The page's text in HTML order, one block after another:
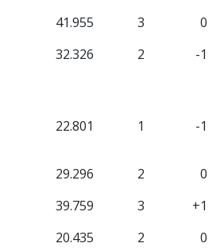
41.955 3
0
32.326 2 -1
22.801 1 -1
29.296 2
0
39.759 3
+1
20.435 2
0